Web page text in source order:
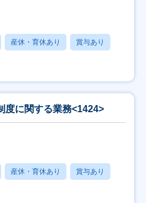
産休・育休あり 賞与あり
度に関する業務<1424>
産休・育休あり 賞与あり